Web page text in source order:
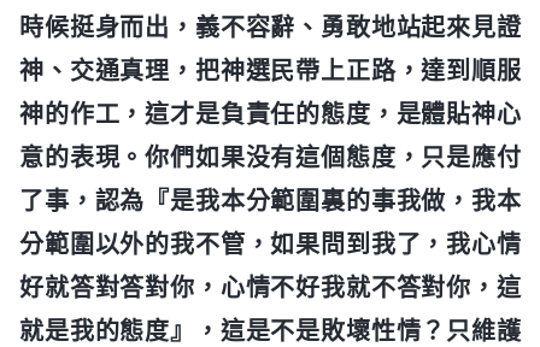
時候挺身而出，義不容辭、勇敢地站起來見證
神、交通真理，把神選民帶上正路，達到順服
神的作工，這才是負責任的態度，是體貼神心
意的表現。你們如果没有這個態度，只是應付
了事，認為『是我本分範圍裏的事我做，我本
分範圍以外的我不管，如果問到我了，我心情
好就答對答對你，心情不好我就不答對你，這
就是我的態度』，這是不是敗壞性情？只維護